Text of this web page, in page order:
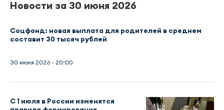
Новости за 30 июня 2026
Соцфонд: новая выплата для родителей в среднем
составит 30 тысяч рублей
30 июня 2026 - 20:00
С 1 июля в России изменятся